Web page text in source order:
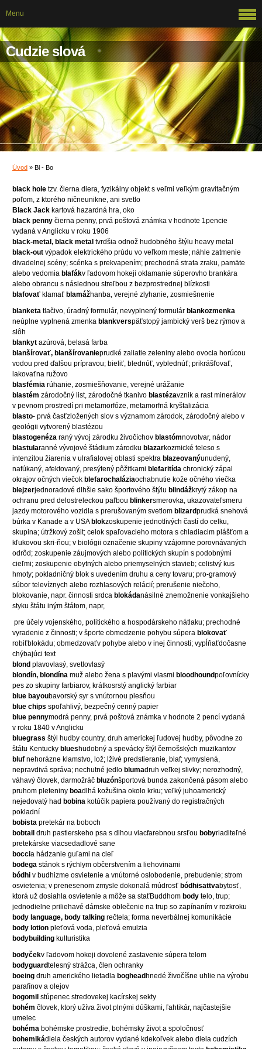
Cudzie slová
Úvod » Bl - Bo
black hole tzv. čierna diera, fyzikálny objekt s veľmi veľkým gravitačným
poľom, z ktorého ničneunikne, ani svetlo
Black Jack kartová hazardná hra, oko
black penny čierna penny, prvá poštová známka v hodnote 1pencie
vydaná v Anglicku v roku 1906
black-metal, black metal tvrdšia odnož hudobného štýlu heavy metal
black-out výpadok elektrického prúdu vo veľkom meste; náhle zatmenie
divadelnej scény; scénka s prekvapením; prechodná strata zraku, pamäte
alebo vedomia blafákv ľadovom hokeji oklamanie súperovho brankára
alebo obrancu s následnou streľbou z bezprostrednej blízkosti
blafovať klamať blamážhanba, verejné zlyhanie, zosmiešnenie
blanketa tlačivo, úradný formulár, nevyplnený formulár blankozmenka
neúplne vyplnená zmenka blankverspäťstopý jambický verš bez rýmov a
slôh
blankyt azúrová, belasá farba
blanšírovať, blanšírovanieprudké zaliatie zeleniny alebo ovocia horúcou
vodou pred ďalšou prípravou; bieliť, blednúť, vyblednúť; prikrášľovať,
lakovaťna ružovo
blasfémia rúhanie, zosmiešňovanie, verejné urážanie
blastém zárodočný list, zárodočné tkanivo blastézavznik a rast minerálov
v pevnom prostredí pri metamorfóze, metamorfná kryštalizácia
blasto- prvá časťzložených slov s významom zárodok, zárodočný alebo v
geológii vytvorený blastézou
blastogenéza raný vývoj zárodku živočíchov blastómnovotvar, nádor
blastularanné vývojové štádium zárodku blazarkozmické teleso s
intenzitou žiarenia v ulrafialovej oblasti spektra blazeovanýunudený,
nafúkaný, afektovaný, presýtený pôžitkami blefaritída chronický zápal
okrajov očných viečok blefarochaláziaochabnutie kože očného viečka
blejzerjednoradové dlhšie sako športového štýlu blindážkrytý zákop na
ochranu pred delostreleckou paľbou blinkersmerovka, ukazovateľsmeru
jazdy motorového vozidla s prerušovaným svetlom blizardprudká snehová
búrka v Kanade a v USA blokzoskupenie jednotlivých častí do celku,
skupina; útržkový zošit; celok spaľovacieho motora s chladiacim plášťom a
kľukovou skri-ňou; v biológii označenie skupiny vzájomne porovnávaných
odrôd; zoskupenie záujmových alebo politických skupín s podobnými
cieľmi; zoskupenie obytných alebo priemyselných stavieb; celistvý kus
hmoty; pokladničný blok s uvedením druhu a ceny tovaru; pro-gramový
súbor televíznych alebo rozhlasových relácií; prerušenie niečoho,
blokovanie, napr. činnosti srdca blokádanásilné znemožnenie vonkajšieho
styku štátu iným štátom, napr,
pre účely vojenského, politického a hospodárskeho nátlaku; prechodné
vyradenie z činnosti; v športe obmedzenie pohybu súpera blokovať
robiťblokádu; obmedzovaťv pohybe alebo v inej činnosti; vypĺňaťdočasne
chýbajúci text
blond plavovlasý, svetlovlasý
blondín, blondína muž alebo žena s plavými vlasmi bloodhoundpoľovnícky
pes zo skupiny farbiarov, krátkosrstý anglický farbiar
blue bayoubavorský syr s vnútornou plesňou
blue chips spoľahlivý, bezpečný cenný papier
blue pennymodrá penny, prvá poštová známka v hodnote 2 pencí vydaná
v roku 1840 v Anglicku
bluegrass štýl hudby country, druh americkej ľudovej hudby, pôvodne zo
štátu Kentucky blueshudobný a spevácky štýl černošských muzikantov
bluf nehorázne klamstvo, lož; lživé predstieranie, blaf; vymyslená,
nepravdivá správa; nechutné jedlo blumadruh veľkej slivky; nerozhodný,
váhavý človek, darmožráč bluzónšportová bunda zakončená pásom alebo
pruhom pleteniny boadlhá kožušina okolo krku; veľký juhoamerický
nejedovatý had bobina kotúčik papiera používaný do registračných
pokladní
bobista pretekár na boboch
bobtail druh pastierskeho psa s dlhou viacfarebnou srsťou bobyriaditeľné
pretekárske viacsedadlové sane
boccia hádzanie guľami na cieľ
bodega stánok s rýchlym občerstvením a liehovinami
bódhi v budhizme osvietenie a vnútorné oslobodenie, prebudenie; strom
osvietenia; v prenesenom zmysle dokonalá múdrosť bódhisattvabytosť,
ktorá už dosiahla osvietenie a môže sa staťBuddhom body telo, trup;
jednodielne priliehavé dámske oblečenie na trup so zapínaním v rozkroku
body language, body talking rečtela; forma neverbálnej komunikácie
body lotion pleťová voda, pleťová emulzia
bodybuilding kulturistika
bodyčekv ľadovom hokeji dovolené zastavenie súpera telom
bodyguardtelesný strážca, člen ochranky
boeing druh amerického lietadla boghead hnedé živočíšne uhlie na výrobu
parafínov a olejov
bogomil stúpenec stredovekej kacírskej sekty
bohém človek, ktorý užíva život plnými dúškami, ľahtikár, najčastejšie
umelec
bohéma bohémske prostredie, bohémsky život a spoločnosť
bohemikádiela českých autorov vydané kdekoľvek alebo diela cudzích
Menu